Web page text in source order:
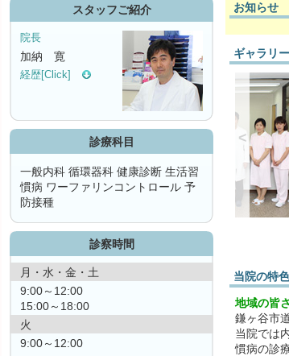
スタッフご紹介
院長
加納 寛
経歴[Click]
診療科目
一般内科 循環器科 健康診断 生活習
慣病 ワーファリンコントロール 予
防接種
診察時間
月・水・金・土
9:00～12:00
15:00～18:00
火
9:00～12:00
お知らせ
ギャラリ
<
当院の特色
地域の皆
鎌ヶ谷市
当院では
慣病の診